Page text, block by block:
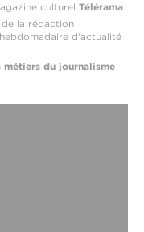
culturel Télérama
de la rédaction
d'actualité
métiers du journalisme